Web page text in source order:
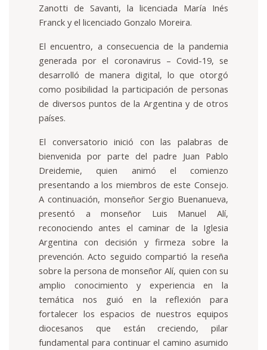
Zanotti de Savanti, la licenciada María Inés
Franck y el licenciado Gonzalo Moreira.
El encuentro, a consecuencia de la pandemia
generada por el coronavirus – Covid-19, se
desarrolló de manera digital, lo que otorgó
como posibilidad la participación de personas
de diversos puntos de la Argentina y de otros
países.
El conversatorio inició con las palabras de
bienvenida por parte del padre Juan Pablo
Dreidemie, quien animó el comienzo
presentando a los miembros de este Consejo.
A continuación, monseñor Sergio Buenanueva,
presentó a monseñor Luis Manuel Alí,
reconociendo antes el caminar de la Iglesia
Argentina con decisión y firmeza sobre la
prevención. Acto seguido compartió la reseña
sobre la persona de monseñor Alí, quien con su
amplio conocimiento y experiencia en la
temática nos guió en la reflexión para
fortalecer los espacios de nuestros equipos
diocesanos que están creciendo, pilar
fundamental para continuar el camino asumido